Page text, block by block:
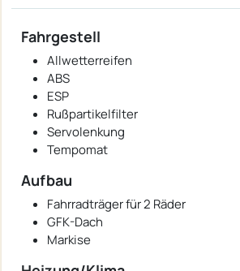
Fahrgestell
Allwetterreifen
ABS
ESP
Rußpartikelfilter
Servolenkung
Tempomat
Aufbau
Fahrradträger für 2 Räder
GFK-Dach
Markise